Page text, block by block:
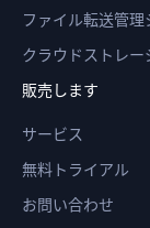
ファイル転送管理
クラウドストレー
販売します
サービス
無料トライアル
お問い合わせ